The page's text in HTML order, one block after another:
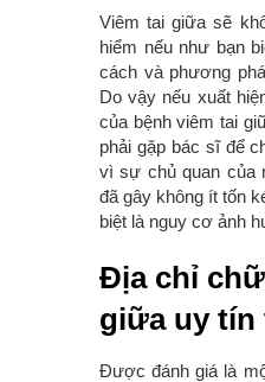
Viêm tai giữa sẽ
hiểm nếu như bạn
cách và phương
Do vậy nếu xuất
của bệnh viêm tai
phải gặp bác sĩ để
vì sự chủ quan của
đã gây không ít tốn
biệt là nguy cơ ảnh
Địa chỉ
giữa uy tín
Được đánh giá là